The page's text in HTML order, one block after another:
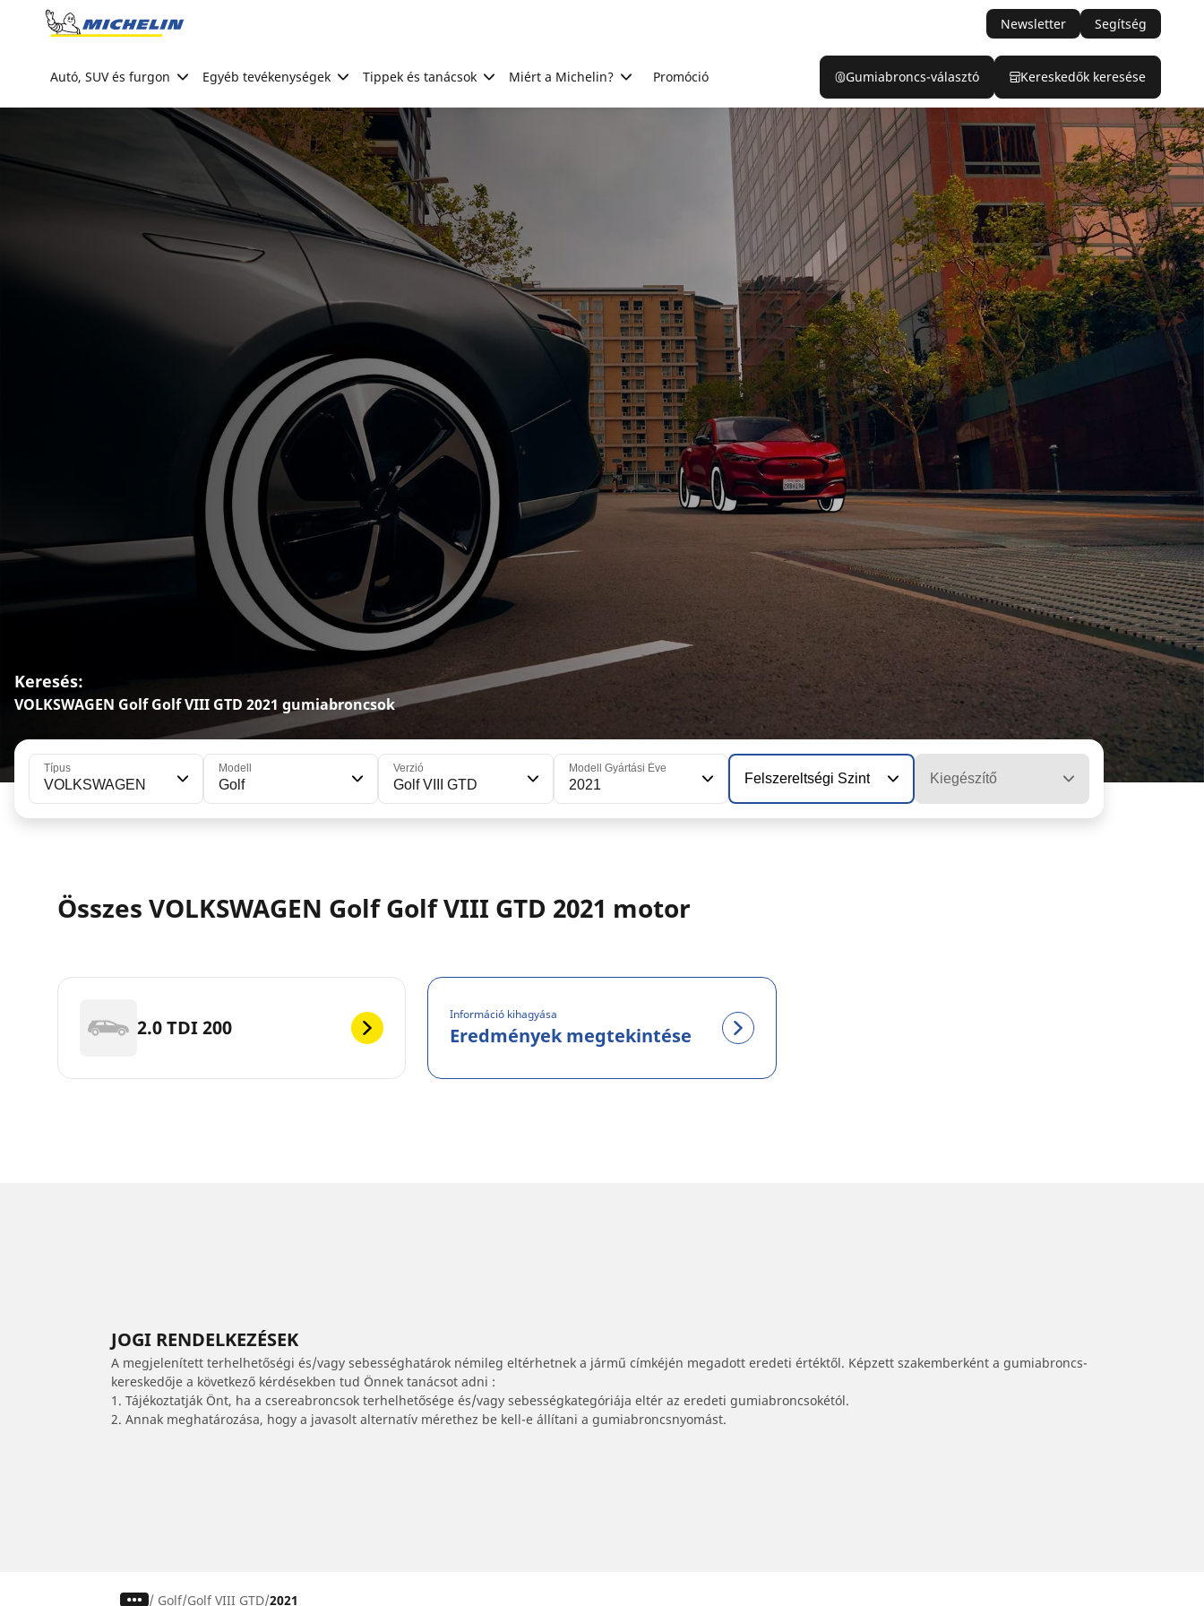
Go to page content
Newsletter Segítség
Autó, SUV és furgon Egyéb tevékenységek Tippek és tanácsok Miért a Michelin? Promóció Gumiabroncs-választó Kereskedők keresése
Keresés:
VOLKSWAGEN Golf Golf VIII GTD 2021 gumiabroncsok
Típus
VOLKSWAGEN
Modell
Golf
Verzió
Golf VIII GTD
Modell Gyártási Éve
2021 Felszereltségi Szint Kiegészítő
Összes VOLKSWAGEN Golf Golf VIII GTD 2021 motor
2.0 TDI 200
Információ kihagyása
Eredmények megtekintése
JOGI RENDELKEZÉSEK
A megjelenített terhelhetőségi és/vagy sebességhatárok némileg eltérhetnek a jármű címkéjén megadott eredeti értéktől. Képzett szakemberként a gumiabroncs-
kereskedője a következő kérdésekben tud Önnek tanácsot adni :
1. Tájékoztatják Önt, ha a csereabroncsok terhelhetősége és/vagy sebességkategóriája eltér az eredeti gumiabroncsokétól.
2. Annak meghatározása, hogy a javasolt alternatív mérethez be kell-e állítani a gumiabroncsnyomást.
/ Golf Golf VIII GTD 2021